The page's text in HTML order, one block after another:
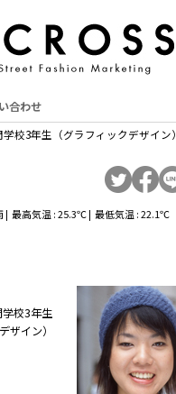
合わせ
校3年生（グラフィックデザイン）
| 最高気温 : 25.3℃ | 最低気温 : 22.1℃
校3年生
ザイン）